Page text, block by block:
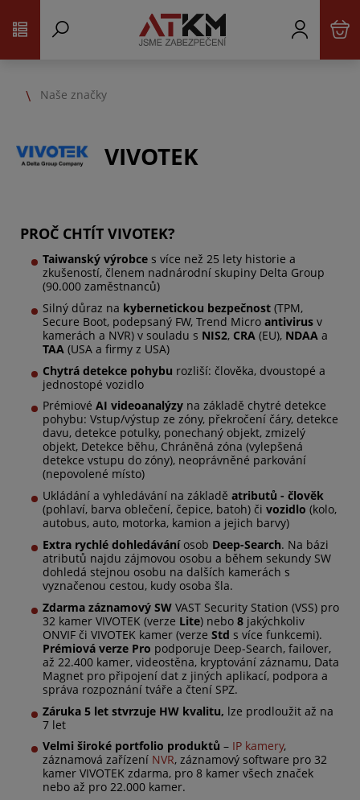
Naše značky
VIVOTEK
PROČ CHTÍT VIVOTEK?
Taiwanský výrobce s více než 25 lety historie a
zkušeností, členem nadnárodní skupiny Delta Group
(90.000 zaměstnanců)
Silný důraz na kybernetickou bezpečnost (TPM,
Secure Boot, podepsaný FW, Trend Micro antivirus v
kamerách a NVR) v souladu s NIS2, CRA (EU), NDAA a
TAA (USA a firmy z USA)
Chytrá detekce pohybu rozliší: člověka, dvoustopé a
jednostopé vozidlo
Prémiové AI videoanalýzy na základě chytré detekce
pohybu: Vstup/výstup ze zóny, překročení čáry, detekce
davu, detekce potulky, ponechaný objekt, zmizelý
objekt, Detekce běhu, Chráněná zóna (vylepšená
detekce vstupu do zóny), neoprávněné parkování
(nepovolené místo)
Ukládání a vyhledávání na základě atributů - člověk
(pohlaví, barva oblečení, čepice, batoh) či vozidlo (kolo,
autobus, auto, motorka, kamion a jejich barvy)
Extra rychlé dohledáváníosob Deep-Search. Na bázi
atributů najdu zájmovou osobu a během sekundy SW
dohledá stejnou osobu na dalších kamerách s
vyznačenou cestou, kudy osoba šla.
Zdarma záznamový SW VAST Security Station (VSS) pro
32 kamer VIVOTEK (verze Lite) nebo 8 jakýchkoliv
ONVIF či VIVOTEK kamer (verze Std s více funkcemi).
Prémiová verze Pro podporuje Deep-Search, failover,
až 22.400 kamer, videostěna, kryptování záznamu, Data
Magnet pro připojení dat z jiných aplikací, podpora a
správa rozpoznání tváře a čtení SPZ.
Záruka 5 let stvrzuje HW kvalitu, lze prodloužit až na
7 let
Velmi široké portfolio produktů – IP kamery,
záznamová zařízení NVR, záznamový software pro 32
kamer VIVOTEK zdarma, pro 8 kamer všech značek
nebo až pro 22.000 kamer.